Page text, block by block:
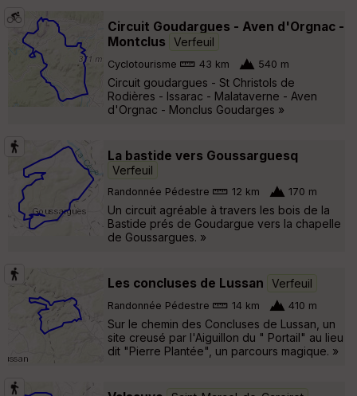
Circuit Goudargues - Aven d'Orgnac -
Montclus
Verfeuil
Cyclotourisme 43 km 540 m
Circuit goudargues - St Christols de
Rodières - Issarac - Malataverne - Aven
d'Orgnac - Monclus Goudarges »
La bastide vers Goussarguesq
Verfeuil
Randonnée Pédestre 12 km 170 m
Un circuit agréable à travers les bois de la
Bastide prés de Goudargue vers la chapelle
de Goussargues. »
Les concluses de Lussan Verfeuil
Randonnée Pédestre 14 km 410 m
Sur le chemin des Concluses de Lussan, un
site creusé par l'Aiguillon du " Portail" au lieu
dit "Pierre Plantée", un parcours magique. »